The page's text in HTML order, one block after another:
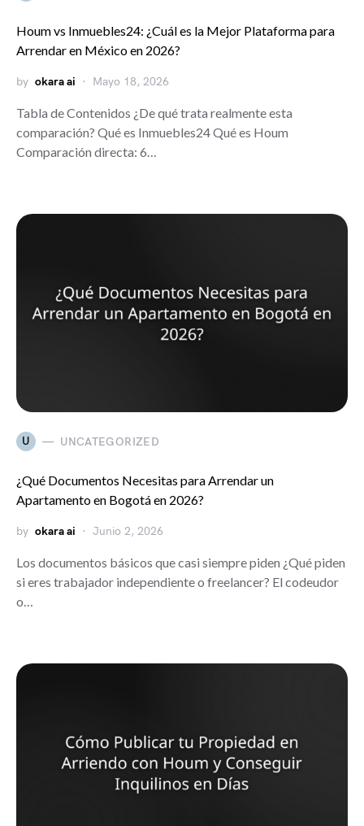
Houm vs Inmuebles24: ¿Cuál es la Mejor Plataforma para
Arrendar en México en 2026?
by okara ai Mayo 18, 2026
Tabla de Contenidos ¿De qué trata realmente esta
comparación? Qué es Inmuebles24 Qué es Houm
Comparación directa: 6…
U UNCATEGORIZED
¿Qué Documentos Necesitas para Arrendar un
Apartamento en Bogotá en 2026?
by okara ai Junio 2, 2026
Los documentos básicos que casi siempre piden ¿Qué piden
si eres trabajador independiente o freelancer? El codeudor
o…